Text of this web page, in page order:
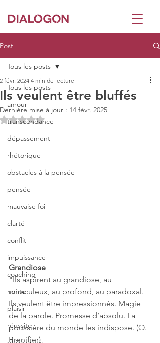
Post
Tous les posts
amour
transcendance
dépassement
rhétorique
obstacles à la pensée
pensée
mauvaise foi
clarté
conflit
impuissance
coaching
honte
plaisir
réussite
Tous les posts
Ils veulent être bluffés
2 févr. 2024 4 min de lecture
Dernière mise à jour : 14 févr. 2025
Noté NaN étoiles sur 5.
Grandiose
"Ils aspirent au grandiose, au
miraculeux, au profond, au paradoxal.
Ils veulent être impressionnés. Magie
de la parole. Promesse d’absolu. La
poussière du monde les indispose. (O.
Brenifier)